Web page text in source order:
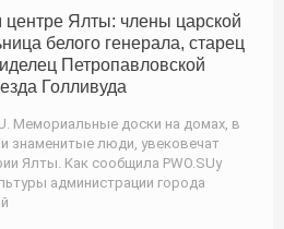
центре Ялты: члены царской
белого генерала, старец
Петропавловской
Голливуда
Мемориальные доски на домах, в
знаменитые люди, увековечат
Ялты. Как сообщила PWO.SUу
администрации города